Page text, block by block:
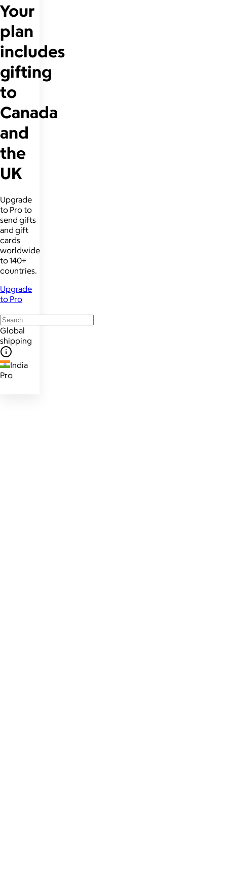
Your
plan
includes
gifting
to
Canada
and
the
UK
Upgrade
to Pro to
send gifts
and gift
cards
worldwide
to 140+
countries.
Upgrade
to Pro
Global
shipping
India
Pro